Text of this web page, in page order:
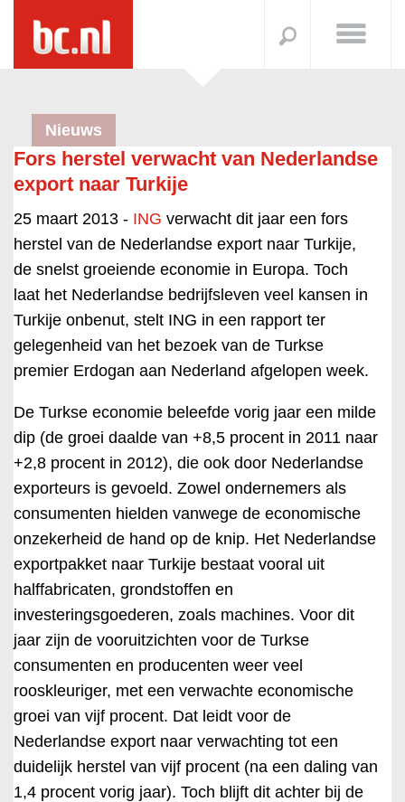
Nieuws
Fors herstel verwacht van Nederlandse
export naar Turkije
25 maart 2013 - ING verwacht dit jaar een fors
herstel van de Nederlandse export naar Turkije,
de snelst groeiende economie in Europa. Toch
laat het Nederlandse bedrijfsleven veel kansen in
Turkije onbenut, stelt ING in een rapport ter
gelegenheid van het bezoek van de Turkse
premier Erdogan aan Nederland afgelopen week.
De Turkse economie beleefde vorig jaar een milde
dip (de groei daalde van +8,5 procent in 2011 naar
+2,8 procent in 2012), die ook door Nederlandse
exporteurs is gevoeld. Zowel ondernemers als
consumenten hielden vanwege de economische
onzekerheid de hand op de knip. Het Nederlandse
exportpakket naar Turkije bestaat vooral uit
halffabricaten, grondstoffen en
investeringsgoederen, zoals machines. Voor dit
jaar zijn de vooruitzichten voor de Turkse
consumenten en producenten weer veel
rooskleuriger, met een verwachte economische
groei van vijf procent. Dat leidt voor de
Nederlandse export naar verwachting tot een
duidelijk herstel van vijf procent (na een daling van
1,4 procent vorig jaar). Toch blijft dit achter bij de